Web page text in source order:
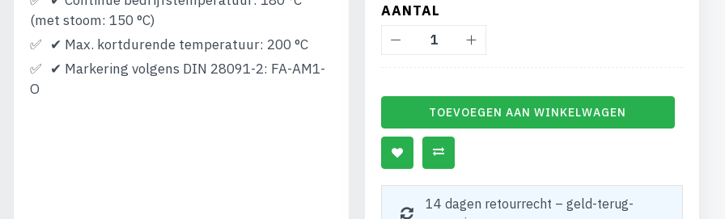
(met stoom: 150 °C)
✔ Max. kortdurende temperatuur: 200 °C
✔ Markering volgens DIN 28091-2: FA-AM1-
O
AANTAL
TOEVOEGEN AAN WINKELWAGEN
14 dagen retourrecht – geld-terug-